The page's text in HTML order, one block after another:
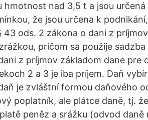
hmotnost nad 3,5 t a jsou
že jsou určena k
43 ods. 2 zákona o dani z
pričom sa použije sadzba
z príjmov základom dane pre
2 a 3 je iba príjem. Daň
je zvláštní formou daňového
poplatník, ale plátce daně, tj.
peněz a srážku (odvod daně